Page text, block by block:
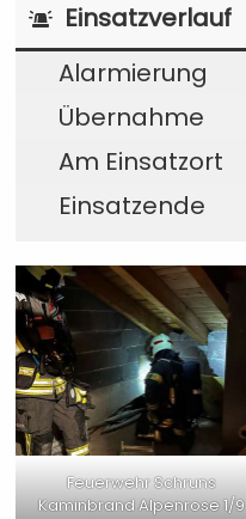
Einsatzverlauf
Alarmierung
Übernahme
Am Einsatzort
Einsatzende
Feuerwehr Schruns
Kaminbrand Alpenrose 1/9